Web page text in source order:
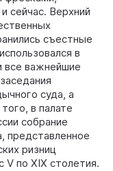
сейчас. Верхний
съестные
в
все важнейшие
суда, а
в палате
собрание
представленное
ризниц
по XIX столетия.